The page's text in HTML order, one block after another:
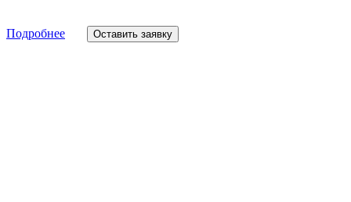
Подробнее Оставить заявку